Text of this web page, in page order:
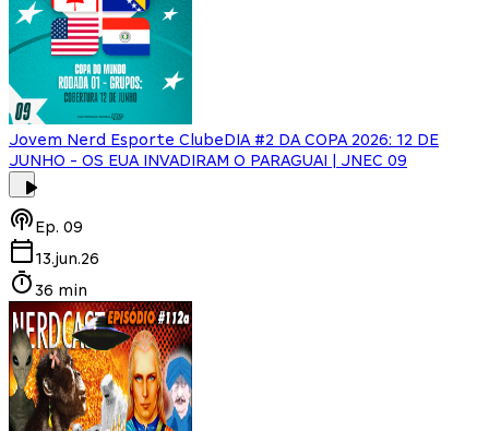
Jovem Nerd Esporte ClubeDIA #2 DA COPA 2026: 12 DE
JUNHO - OS EUA INVADIRAM O PARAGUAI | JNEC 09
Ep. 09
13.jun.26
36 min